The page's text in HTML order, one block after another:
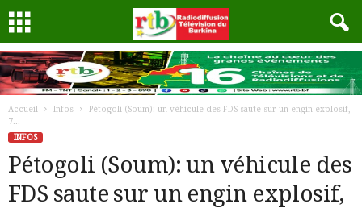
Accueil Infos
Pétogoli (Soum): un véhicule des FDS saute sur un engin explosif,
7...
INFOS
Pétogoli (Soum): un véhicule des
FDS saute sur un engin explosif,